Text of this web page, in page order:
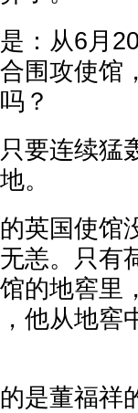
：从6月
围攻使馆
？
要连续猛
。
英国使馆
恙。只有
的地窖里
他从地窖
是董福祥